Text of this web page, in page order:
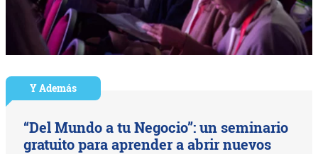
Y Además
“Del Mundo a tu Negocio”: un seminario
gratuito para aprender a abrir nuevos